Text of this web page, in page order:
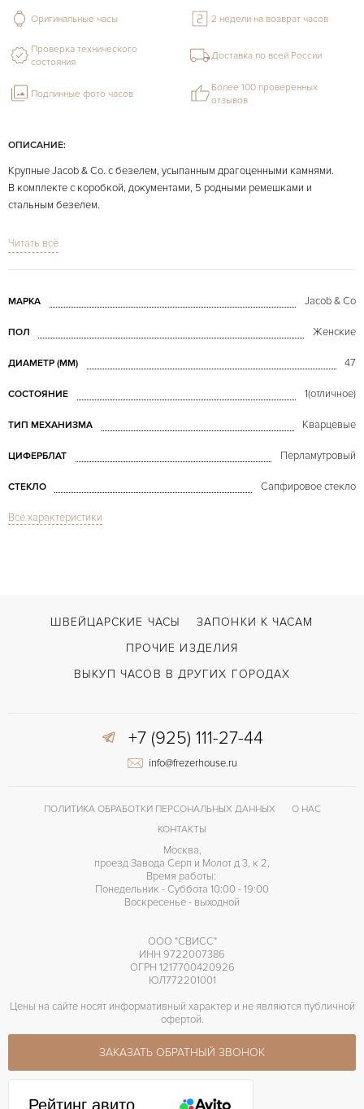
ОПИСАНИЕ:
Крупные Jacob & Co. с безелем, усыпанным драгоценными камнями.
В комплекте с коробкой, документами, 5 родными ремешками и
стальным безелем.
На фото представлены конкретно продаваемые часы.
Читать всё
МАРКА Jacob & Co
ПОЛ Женские
ДИАМЕТР (MM) 47
СОСТОЯНИЕ 1(отличное)
ТИП МЕХАНИЗМА Кварцевые
ЦИФЕРБЛАТ Перламутровый
СТЕКЛО Сапфировое стекло
ФУНКЦИИ
Двойной сложности застежка
Все характеристики
Оригинальные часы 2 недели на возврат часов
Проверка технического
состояния
Доставка по всей России
Подлинные фото часов
Более 100 проверенных
отзывов
ШВЕЙЦАРСКИЕ ЧАСЫ
ЗАПОНКИ К ЧАСАМ
ПРОЧИЕ ИЗДЕЛИЯ
ВЫКУП ЧАСОВ В ДРУГИХ ГОРОДАХ
+7 (925) 111-27-44
info@frezerhouse.ru
ПОЛИТИКА ОБРАБОТКИ ПЕРСОНАЛЬНЫХ ДАННЫХ
О НАС
КОНТАКТЫ
Москва,
проезд Завода Серп и Молот д 3, к 2,
Время работы:
Понедельник - Суббота 10:00 - 19:00
Воскресенье - выходной
ООО "СВИСС"
ИНН 9722007386
ОГРН 1217700420926
ЮЛ772201001
Цены на сайте носят информативный характер и не являются публичной
офертой.
ЗАКАЗАТЬ ОБРАТНЫЙ ЗВОНОК
Рейтинг авито